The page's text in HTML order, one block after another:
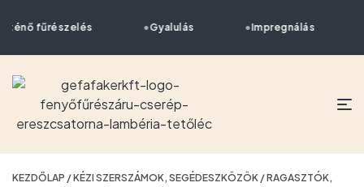
fűrészelés Gyalulás Impregnálás
KEZDŐLAP /KÉZI SZERSZÁMOK, SEGÉDESZKÖZÖK / RAGASZTÓK,